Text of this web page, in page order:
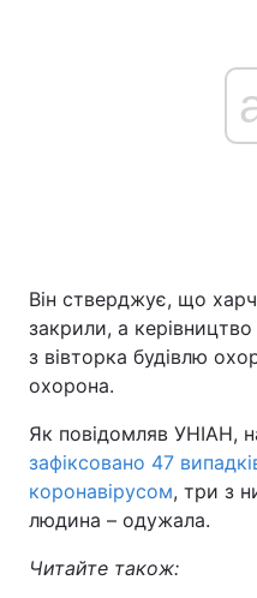
Він стверджує, що
закрили, а
з вівторка будівлю
охорона.
Як повідомляв УНІАН,
зафіксовано 47
коронавірусом, три з
людина – одужала.
Читайте також: